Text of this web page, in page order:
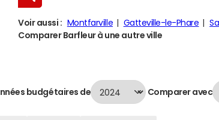
Voir aussi : Montfarville Gatteville-le-Phare
Comparer Barfleur à une autre ville
budgétaires de Comparer avec